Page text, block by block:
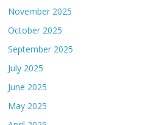
November 2025
October 2025
September 2025
July 2025
June 2025
May 2025